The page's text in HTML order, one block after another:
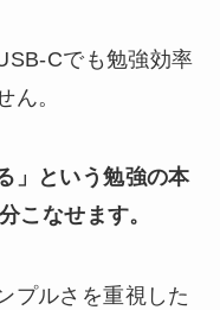
Cでも勉強効率
ん。
」という勉強の本
こなせます。
プルさを重視した